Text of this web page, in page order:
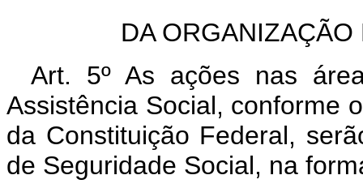
DA
Art. 5º As ações nas
Assistência Social, conforme
da Constituição Federal,
de Seguridade Social, na